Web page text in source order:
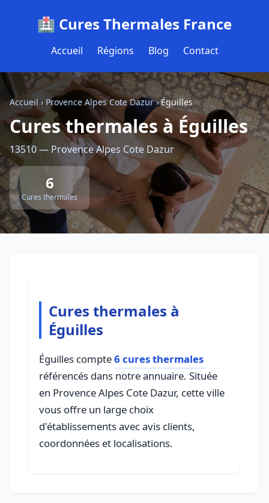
🏥 Cures Thermales France
Accueil Régions Blog Contact
Accueil› Provence Alpes Cote Dazur›Éguilles
Cures thermales à Éguilles
13510 — Provence Alpes Cote Dazur
6
Cures thermales
Cures thermales à
Éguilles
Éguilles compte6 cures thermales
référencés dans notre annuaire. Située
en Provence Alpes Cote Dazur, cette ville
vous offre un large choix
d'établissements avec avis clients,
coordonnées et localisations.